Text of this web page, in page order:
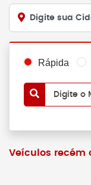
Digite sua
Rápida
Digite o
Veículos recém